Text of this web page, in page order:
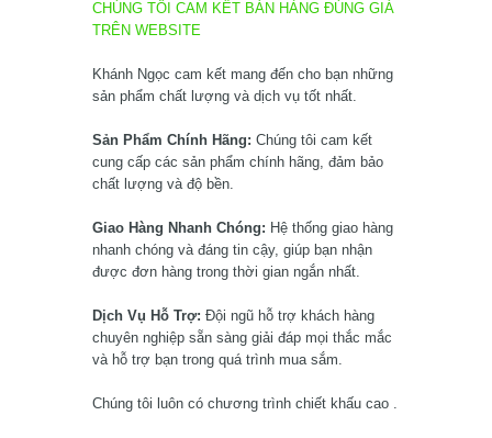
CHÚNG TÔI CAM KẾT BÁN HÀNG ĐÚNG GIÁ
TRÊN WEBSITE
Khánh Ngọc cam kết mang đến cho bạn những
sản phẩm chất lượng và dịch vụ tốt nhất.
Sản Phẩm Chính Hãng: Chúng tôi cam kết
cung cấp các sản phẩm chính hãng, đảm bảo
chất lượng và độ bền.
Giao Hàng Nhanh Chóng: Hệ thống giao hàng
nhanh chóng và đáng tin cậy, giúp bạn nhận
được đơn hàng trong thời gian ngắn nhất.
Dịch Vụ Hỗ Trợ: Đội ngũ hỗ trợ khách hàng
chuyên nghiệp sẵn sàng giải đáp mọi thắc mắc
và hỗ trợ bạn trong quá trình mua sắm.
Chúng tôi luôn có chương trình chiết khấu cao .